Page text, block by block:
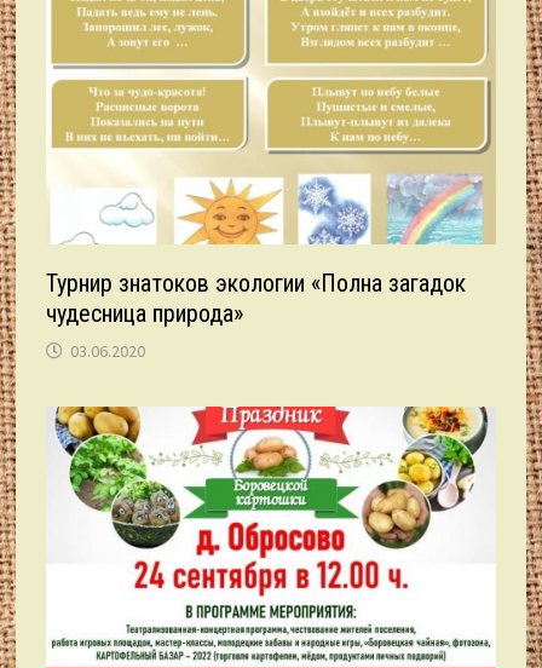
Турнир знатоков экологии «Полна загадок
чудесница природа»
03.06.2020